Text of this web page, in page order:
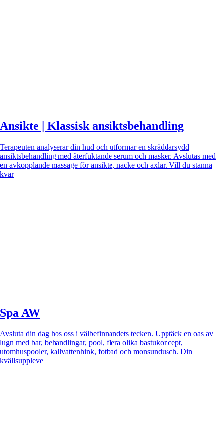
Ansikte | Klassisk ansiktsbehandling
Terapeuten analyserar din hud och utformar en skräddarsydd
ansiktsbehandling med återfuktande serum och masker. Avslutas med
en avkopplande massage för ansikte, nacke och axlar. Vill du stanna
kvar
Spa AW
Avsluta din dag hos oss i välbefinnandets tecken. Upptäck en oas av
lugn med bar, behandlingar, pool, flera olika bastukoncept,
utomhuspooler, kallvattenhink, fotbad och monsundusch. Din
kvällsuppleve